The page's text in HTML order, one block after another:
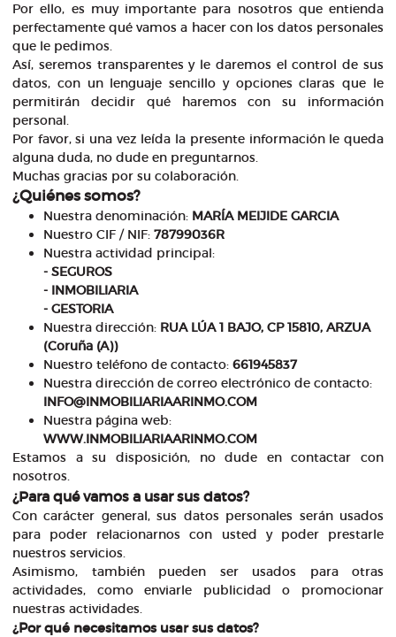
Por ello, es muy importante para nosotros que entienda
perfectamente qué vamos a hacer con los datos personales
que le pedimos.
Así, seremos transparentes y le daremos el control de sus
datos, con un lenguaje sencillo y opciones claras que le
permitirán decidir qué haremos con su información
personal.
Por favor, si una vez leída la presente información le queda
alguna duda, no dude en preguntarnos.
Muchas gracias por su colaboración.
¿Quiénes somos?
Nuestra denominación: MARÍA MEIJIDE GARCIA
Nuestro CIF / NIF: 78799036R
Nuestra actividad principal:
- SEGUROS
- INMOBILIARIA
- GESTORIA
Nuestra dirección: RUA LÚA 1 BAJO, CP 15810, ARZUA
(Coruña (A))
Nuestro teléfono de contacto: 661945837
Nuestra dirección de correo electrónico de contacto:
INFO@INMOBILIARIAARINMO.COM
Nuestra página web:
WWW.INMOBILIARIAARINMO.COM
Estamos a su disposición, no dude en contactar con
nosotros.
¿Para qué vamos a usar sus datos?
Con carácter general, sus datos personales serán usados
para poder relacionarnos con usted y poder prestarle
nuestros servicios.
Asimismo, también pueden ser usados para otras
actividades, como enviarle publicidad o promocionar
nuestras actividades.
¿Por qué necesitamos usar sus datos?